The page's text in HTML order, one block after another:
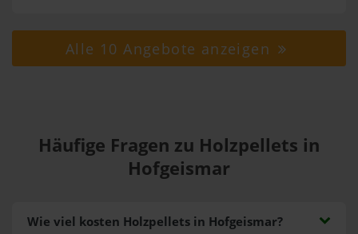
Alle 10 Angebote anzeigen
Häufige Fragen zu Holzpellets in
Hofgeismar
Wie viel kosten Holzpellets in Hofgeismar?